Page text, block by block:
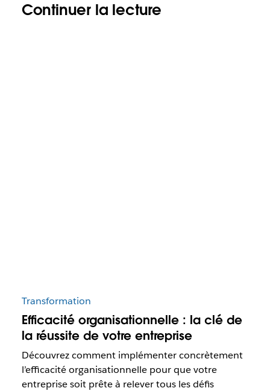
Continuer la lecture
Transformation
Efficacité organisationnelle : la clé de
la réussite de votre entreprise
Découvrez comment implémenter concrètement
l’efficacité organisationnelle pour que votre
entreprise soit prête à relever tous les défis